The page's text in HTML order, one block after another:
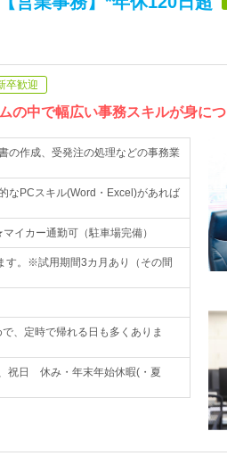
卒歓迎
の中で幅広い事務スキルが身につ
の作成、受発注の処理などの事務業
なPCスキル(Word・Excel)があれば
イカー通勤可（駐車場完備）
す。※試用期間3カ月あり（その間
、定時で帰れる日も多くありま
祝日 休み・年末年始休暇(・夏